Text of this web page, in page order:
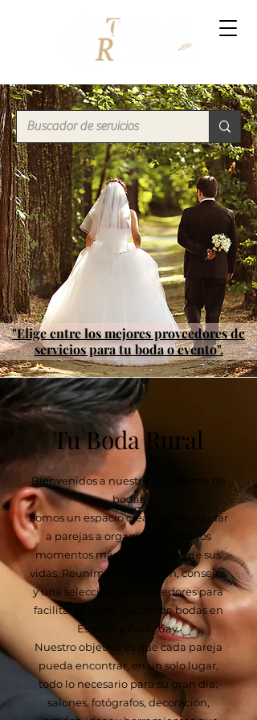
"Elige entre los mejores proveedores de
servicios para tu boda o evento".
Tu Boda Rural
Bienvenidos a nuestra plataforma de
bodas
Somos un espacio creado para ayudar
a parejas a organizar uno de los
momentos más importantes de sus
vidas. Reunimos inspiración, consejos
y una selección de proveedores para
facilitar la planificación de bodas en
España y Paraguay.
Nuestro objetivo es que cada pareja
pueda encontrar, en un solo lugar,
todo lo necesario para su gran día:
salones, fotógrafos, decoración,